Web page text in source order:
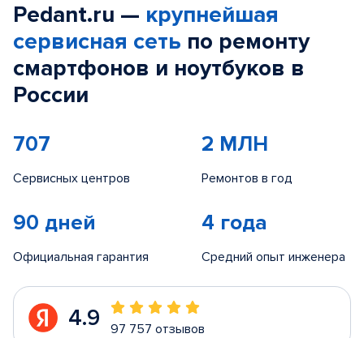
Pedant.ru — крупнейшая
сервисная сеть по ремонту
смартфонов и ноутбуков в
России
707
Сервисных центров
2 МЛН
Ремонтов в год
90 дней
Официальная гарантия
4 года
Средний опыт инженера
4.9 97 757 отзывов